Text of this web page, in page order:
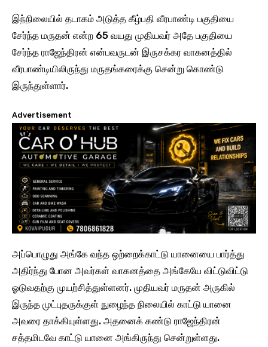
இந்நிலையில் தடாகம் அடுத்த கீழ்பதி வீரபாண்டி பகுதியை
சேர்ந்த மருதன் என்ற 65 வயது முதியவர் அதே பகுதியை
சேர்ந்த ராஜேந்திரன் என்பவருடன் இருசக்கர வாகனத்தில்
வீரபாண்டியிலிருந்து மருதங்கரைக்கு சென்று கொண்டு
இருந்துள்ளார்.
Advertisement
அப்பொழுது அங்கே வந்த ஒற்றைக்காட்டு யானையை பார்த்து
அதிர்ந்து போன அவர்கள் வாகனத்தை அங்கேயே விட்டுவிட்டு
ஓடுவதற்கு முயற்சித்துள்ளனர். முதியவர் மருதன் அருகில்
இருந்த முட்புதருக்குள் நுழைந்த நிலையில் காட்டு யானை
அவரை தாக்கியுள்ளது. அதனைக் கண்டு ராஜேந்திரன்
சத்தமிடவே காட்டு யானை அங்கிருந்து சென்றுள்ளது.